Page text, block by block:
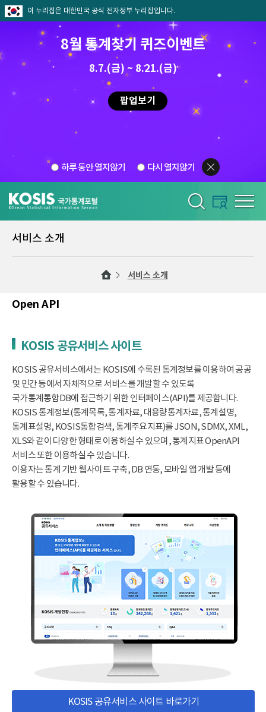
이 누리집은 대한민국 공식 전자정부 누리집입니다.
8월 통계찾기 퀴즈이벤트
8.7.(금) ~ 8.21.(금)
팝업보기
하루 동안 열지않기 다시 열지않기
서비스 소개
서비스 소개
Open API
KOSIS 공유서비스 사이트
KOSIS 공유서비스에서는 KOSIS에 수록된 통계정보를 이용하여 공공
및 민간 등에서 자체적으로 서비스를 개발할 수 있도록
국가통계통합DB에 접근하기 위한 인터페이스(API)를 제공합니다.
KOSIS 통계정보(통계목록, 통계자료, 대용량통계자료, 통계설명,
통계표설명, KOSIS통합검색, 통계주요지표)를 JSON, SDMX, XML,
XLS와 같이 다양한 형태로 이용하실 수 있으며, 통계지표 OpenAPI
서비스 또한 이용하실 수 있습니다.
이용자는 통계 기반 웹사이트 구축, DB 연동, 모바일 앱 개발 등에
활용할 수 있습니다.
KOSIS 공유서비스 사이트 바로가기